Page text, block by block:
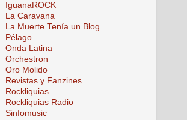
IguanaROCK
La Caravana
La Muerte Tenía un Blog
Pélago
Onda Latina
Orchestron
Oro Molido
Revistas y Fanzines
Rockliquias
Rockliquias Radio
Sinfomusic